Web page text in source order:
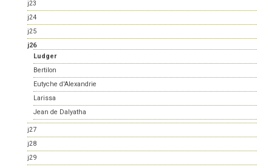
j23
j24
j25
j26
Ludger
Bertilon
Eutyche d'Alexandrie
Larissa
Jean de Dalyatha
j27
j28
j29